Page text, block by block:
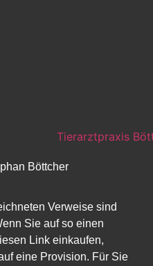
Böttcher
Verweise sind
Sie auf so einen
Link einkaufen,
eine Provision. Für Sie